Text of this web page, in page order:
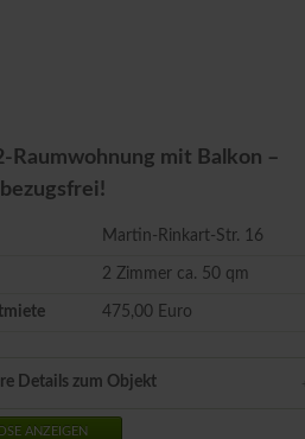
Raumwohnung mit Balkon –
Martin-Rinkart-Str. 16
2 Zimmer ca. 50 qm
475,00 Euro
Details zum Objekt
ANZEIGEN